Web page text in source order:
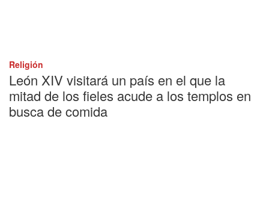
Religión
León XIV visitará un país en el que la
mitad de los fieles acude a los templos en
busca de comida